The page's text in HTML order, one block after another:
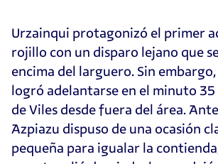
Urzainqui protagonizó el primer
rojillo con un disparo lejano que
encima del larguero. Sin
logró adelantarse en el minuto
de Viles desde fuera del área.
Azpiazu dispuso de una ocasión
pequeña para igualar la